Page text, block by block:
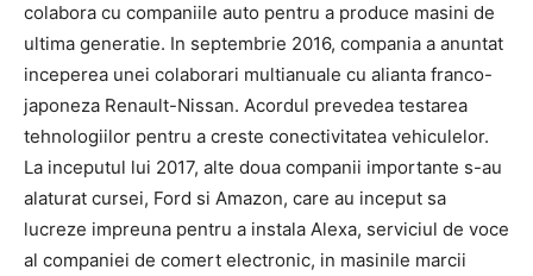
colabora cu companiile auto pentru a produce masini de
ultima generatie. In septembrie 2016, compania a anuntat
inceperea unei colaborari multianuale cu alianta franco-
japoneza Renault-Nissan. Acordul prevedea testarea
tehnologiilor pentru a creste conectivitatea vehiculelor.
La inceputul lui 2017, alte doua companii importante s-au
alaturat cursei, Ford si Amazon, care au inceput sa
lucreze impreuna pentru a instala Alexa, serviciul de voce
al companiei de comert electronic, in masinile marcii